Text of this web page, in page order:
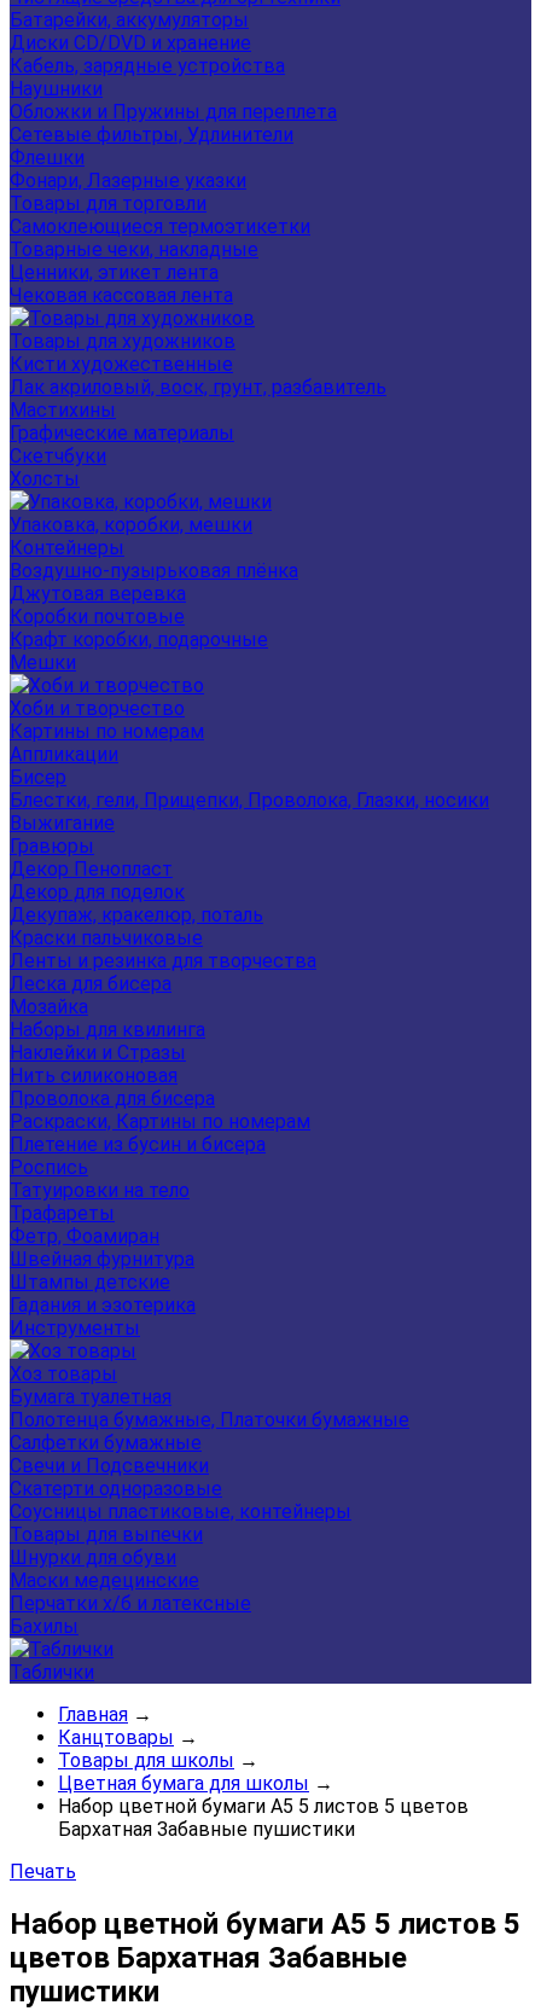
Батарейки, аккумуляторы
Диски CD/DVD и хранение
Кабель, зарядные устройства
Наушники
Обложки и Пружины для переплета
Сетевые фильтры, Удлинители
Флешки
Фонари, Лазерные указки
Товары для торговли
Самоклеющиеся термоэтикетки
Товарные чеки, накладные
Ценники, этикет лента
Чековая кассовая лента
Товары для художников
Кисти художественные
Лак акриловый, воск, грунт, разбавитель
Мастихины
Графические материалы
Скетчбуки
Холсты
Упаковка, коробки, мешки
Контейнеры
Воздушно-пузырьковая плёнка
Джутовая веревка
Коробки почтовые
Крафт коробки, подарочные
Мешки
Хоби и творчество
Картины по номерам
Аппликации
Бисер
Блестки, гели, Прищепки, Проволока, Глазки, носики
Выжигание
Гравюры
Декор Пенопласт
Декор для поделок
Декупаж, кракелюр, поталь
Краски пальчиковые
Ленты и резинка для творчества
Леска для бисера
Мозайка
Наборы для квилинга
Наклейки и Стразы
Нить силиконовая
Проволока для бисера
Раскраски, Картины по номерам
Плетение из бусин и бисера
Роспись
Татуировки на тело
Трафареты
Фетр, Фоамиран
Швейная фурнитура
Штампы детские
Гадания и эзотерика
Инструменты
Хоз товары
Бумага туалетная
Полотенца бумажные, Платочки бумажные
Салфетки бумажные
Свечи и Подсвечники
Скатерти одноразовые
Соусницы пластиковые, контейнеры
Товары для выпечки
Шнурки для обуви
Маски медецинские
Перчатки х/б и латексные
Бахилы
Таблички
Главная →
Канцтовары →
Товары для школы →
Цветная бумага для школы →
Набор цветной бумаги А5 5 листов 5 цветов
Бархатная Забавные пушистики
Печать
Набор цветной бумаги А5 5 листов 5
цветов Бархатная Забавные
пушистики